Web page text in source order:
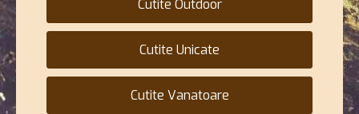
Cutite Outdoor
Cutite Unicate
Cutite Vanatoare